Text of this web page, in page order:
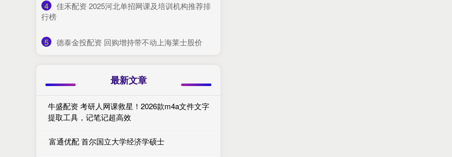
4
​佳禾配资 2025河北单招网课及培训机构推荐排
行榜
5 ​德泰金投配资 回购增持带不动上海莱士股价
最新文章
牛盛配资 考研人网课救星！2026款m4a文件文字
提取工具，记笔记超高效
富通优配 首尔国立大学经济学硕士